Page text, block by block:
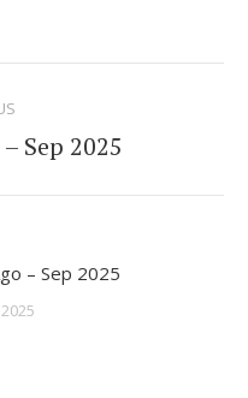
WhatsAppTwitter
Sep 2025
– Sep 2025